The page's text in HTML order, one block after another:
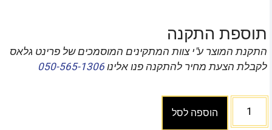
תוספת התקנה
התקנת המוצר ע"י צוות המתקינים המוסמכים של פרינט גלאס
לקבלת הצעת מחיר להתקנה פנו אלינו050-565-1306
הוספה לסל